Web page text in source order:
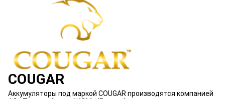
COUGAR
Аккумуляторы под маркой COUGAR производятся компанией